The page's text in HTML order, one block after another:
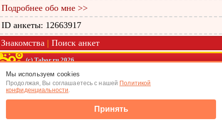
Подробнее обо мне >>
ID анкеты: 12663917
Знакомства | Поиск анкет
(c) Tabor.ru 2026
Мы используем cookies
Продолжая, Вы соглашаетесь с нашей Политикой
конфиденциальности.
Принять